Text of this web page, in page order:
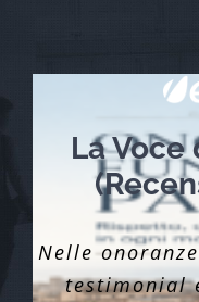
La
Nelle
testimonial